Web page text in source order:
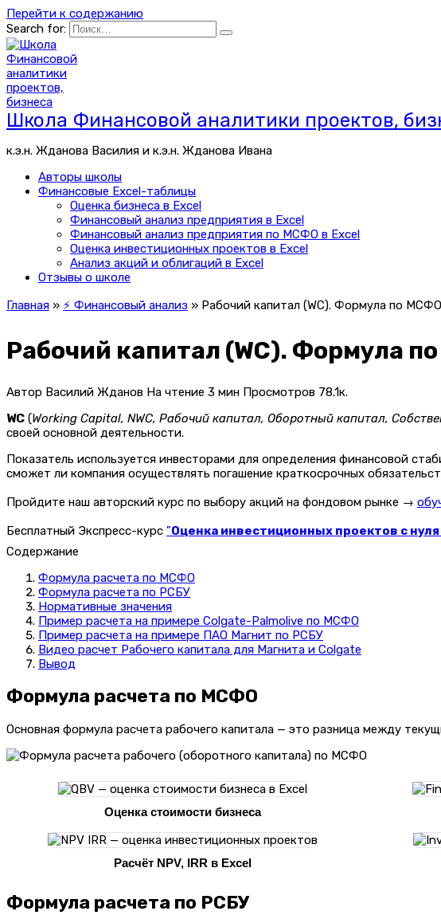
Перейти к содержанию
Search for:
Школа Финансовой аналитики проектов,
к.э.н. Жданова Василия и к.э.н. Жданова Ивана
Авторы школы
Финансовые Excel-таблицы
Оценка бизнеса в Excel
Финансовый анализ предприятия в Excel
Финансовый анализ предприятия по МСФО в Excel
Оценка инвестиционных проектов в Excel
Анализ акций и облигаций в Excel
Отзывы о школе
Главная » ⚡ Финансовый анализ » Рабочий капитал (WC). Формула по
Рабочий капитал (WC). Формула
Автор Василий Жданов На чтение 3 мин Просмотров 78.1к.
WC (Working Capital, NWC, Рабочий капитал, Оборотный капитал,
своей основной деятельности.
Показатель используется инвесторами для определения финансовой
сможет ли компания осуществлять погашение краткосрочных
Пройдите наш авторский курс по выбору акций на фондовом рынке →
Бесплатный Экспресс-курс "Оценка инвестиционных проектов с нуля
Содержание
Формула расчета по МСФО
Формула расчета по РСБУ
Нормативные значения
Пример расчета на примере Colgate-Palmolive по МСФО
Пример расчета на примере ПАО Магнит по РСБУ
Видео расчет Рабочего капитала для Магнита и Colgate
Вывод
Формула расчета по МСФО
Основная формула расчета рабочего капитала — это разница между
Оценка стоимости бизнеса
Расчёт NPV, IRR в Excel
Формула расчета по РСБУ